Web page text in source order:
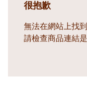
很抱歉
無法在網站上找
請檢查商品連結是